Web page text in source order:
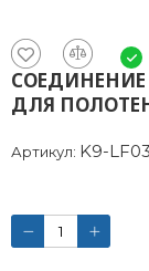
СОЕДИНЕНИЕ
ДЛЯ
Артикул: K9-